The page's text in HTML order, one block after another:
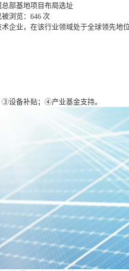
部基地项目布局选址
被浏览：646 次
企业，在该行业领域处于全球领先地
设备补贴；④产业基金支持。